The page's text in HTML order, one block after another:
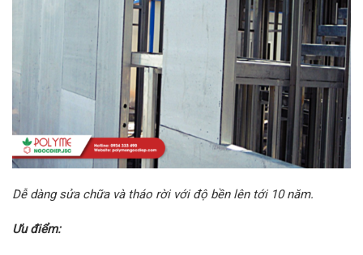
Dễ dàng sửa chữa và tháo rời với độ bền lên tới 10 năm.
Ưu điểm: